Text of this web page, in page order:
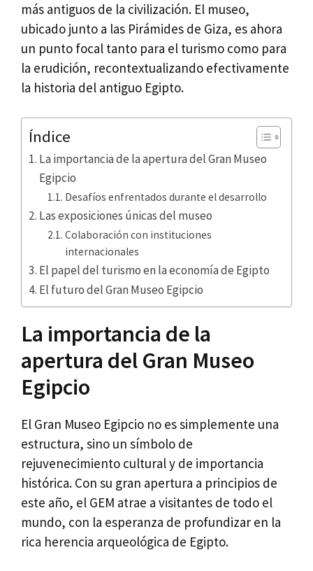
más antiguos de la civilización. El museo,
ubicado junto a las Pirámides de Giza, es ahora
un punto focal tanto para el turismo como para
la erudición, recontextualizando efectivamente
la historia del antiguo Egipto.
Índice
La importancia de la apertura del Gran Museo
Egipcio
Desafíos enfrentados durante el desarrollo
Las exposiciones únicas del museo
Colaboración con instituciones
internacionales
El papel del turismo en la economía de Egipto
El futuro del Gran Museo Egipcio
La importancia de la
apertura del Gran Museo
Egipcio
El Gran Museo Egipcio no es simplemente una
estructura, sino un símbolo de
rejuvenecimiento cultural y de importancia
histórica. Con su gran apertura a principios de
este año, el GEM atrae a visitantes de todo el
mundo, con la esperanza de profundizar en la
rica herencia arqueológica de Egipto.